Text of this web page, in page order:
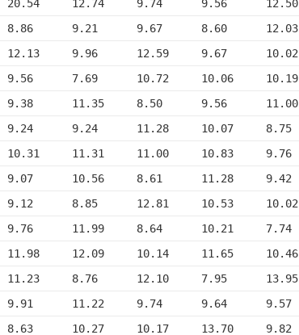
20.54     12.74     9.74      9.56      12.50
8.86      9.21      9.67      8.60      12.03
12.13     9.96      12.59     9.67      10.02
9.56      7.69      10.72     10.06     10.19
9.38      11.35     8.50      9.56      11.00
9.24      9.24      11.28     10.07     8.75
10.31     11.31     11.00     10.83     9.76
9.07      10.56     8.61      11.28     9.42
9.12      8.85      12.81     10.53     10.02
9.76      11.99     8.64      10.21     7.74
11.98     12.09     10.14     11.65     10.46
11.23     8.76      12.10     7.95      13.95
9.91      11.22     9.74      9.64      9.57
8.63      10.27     10.17     13.70     9.82